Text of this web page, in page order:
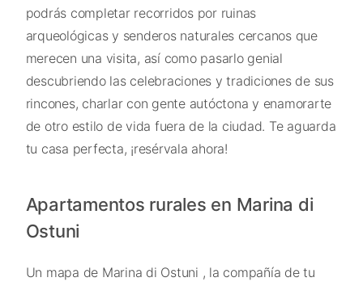
podrás completar recorridos por ruinas
arqueológicas y senderos naturales cercanos que
merecen una visita, así como pasarlo genial
descubriendo las celebraciones y tradiciones de sus
rincones, charlar con gente autóctona y enamorarte
de otro estilo de vida fuera de la ciudad. Te aguarda
tu casa perfecta, ¡resérvala ahora!
Apartamentos rurales en Marina di
Ostuni
Un mapa de Marina di Ostuni , la compañía de tu